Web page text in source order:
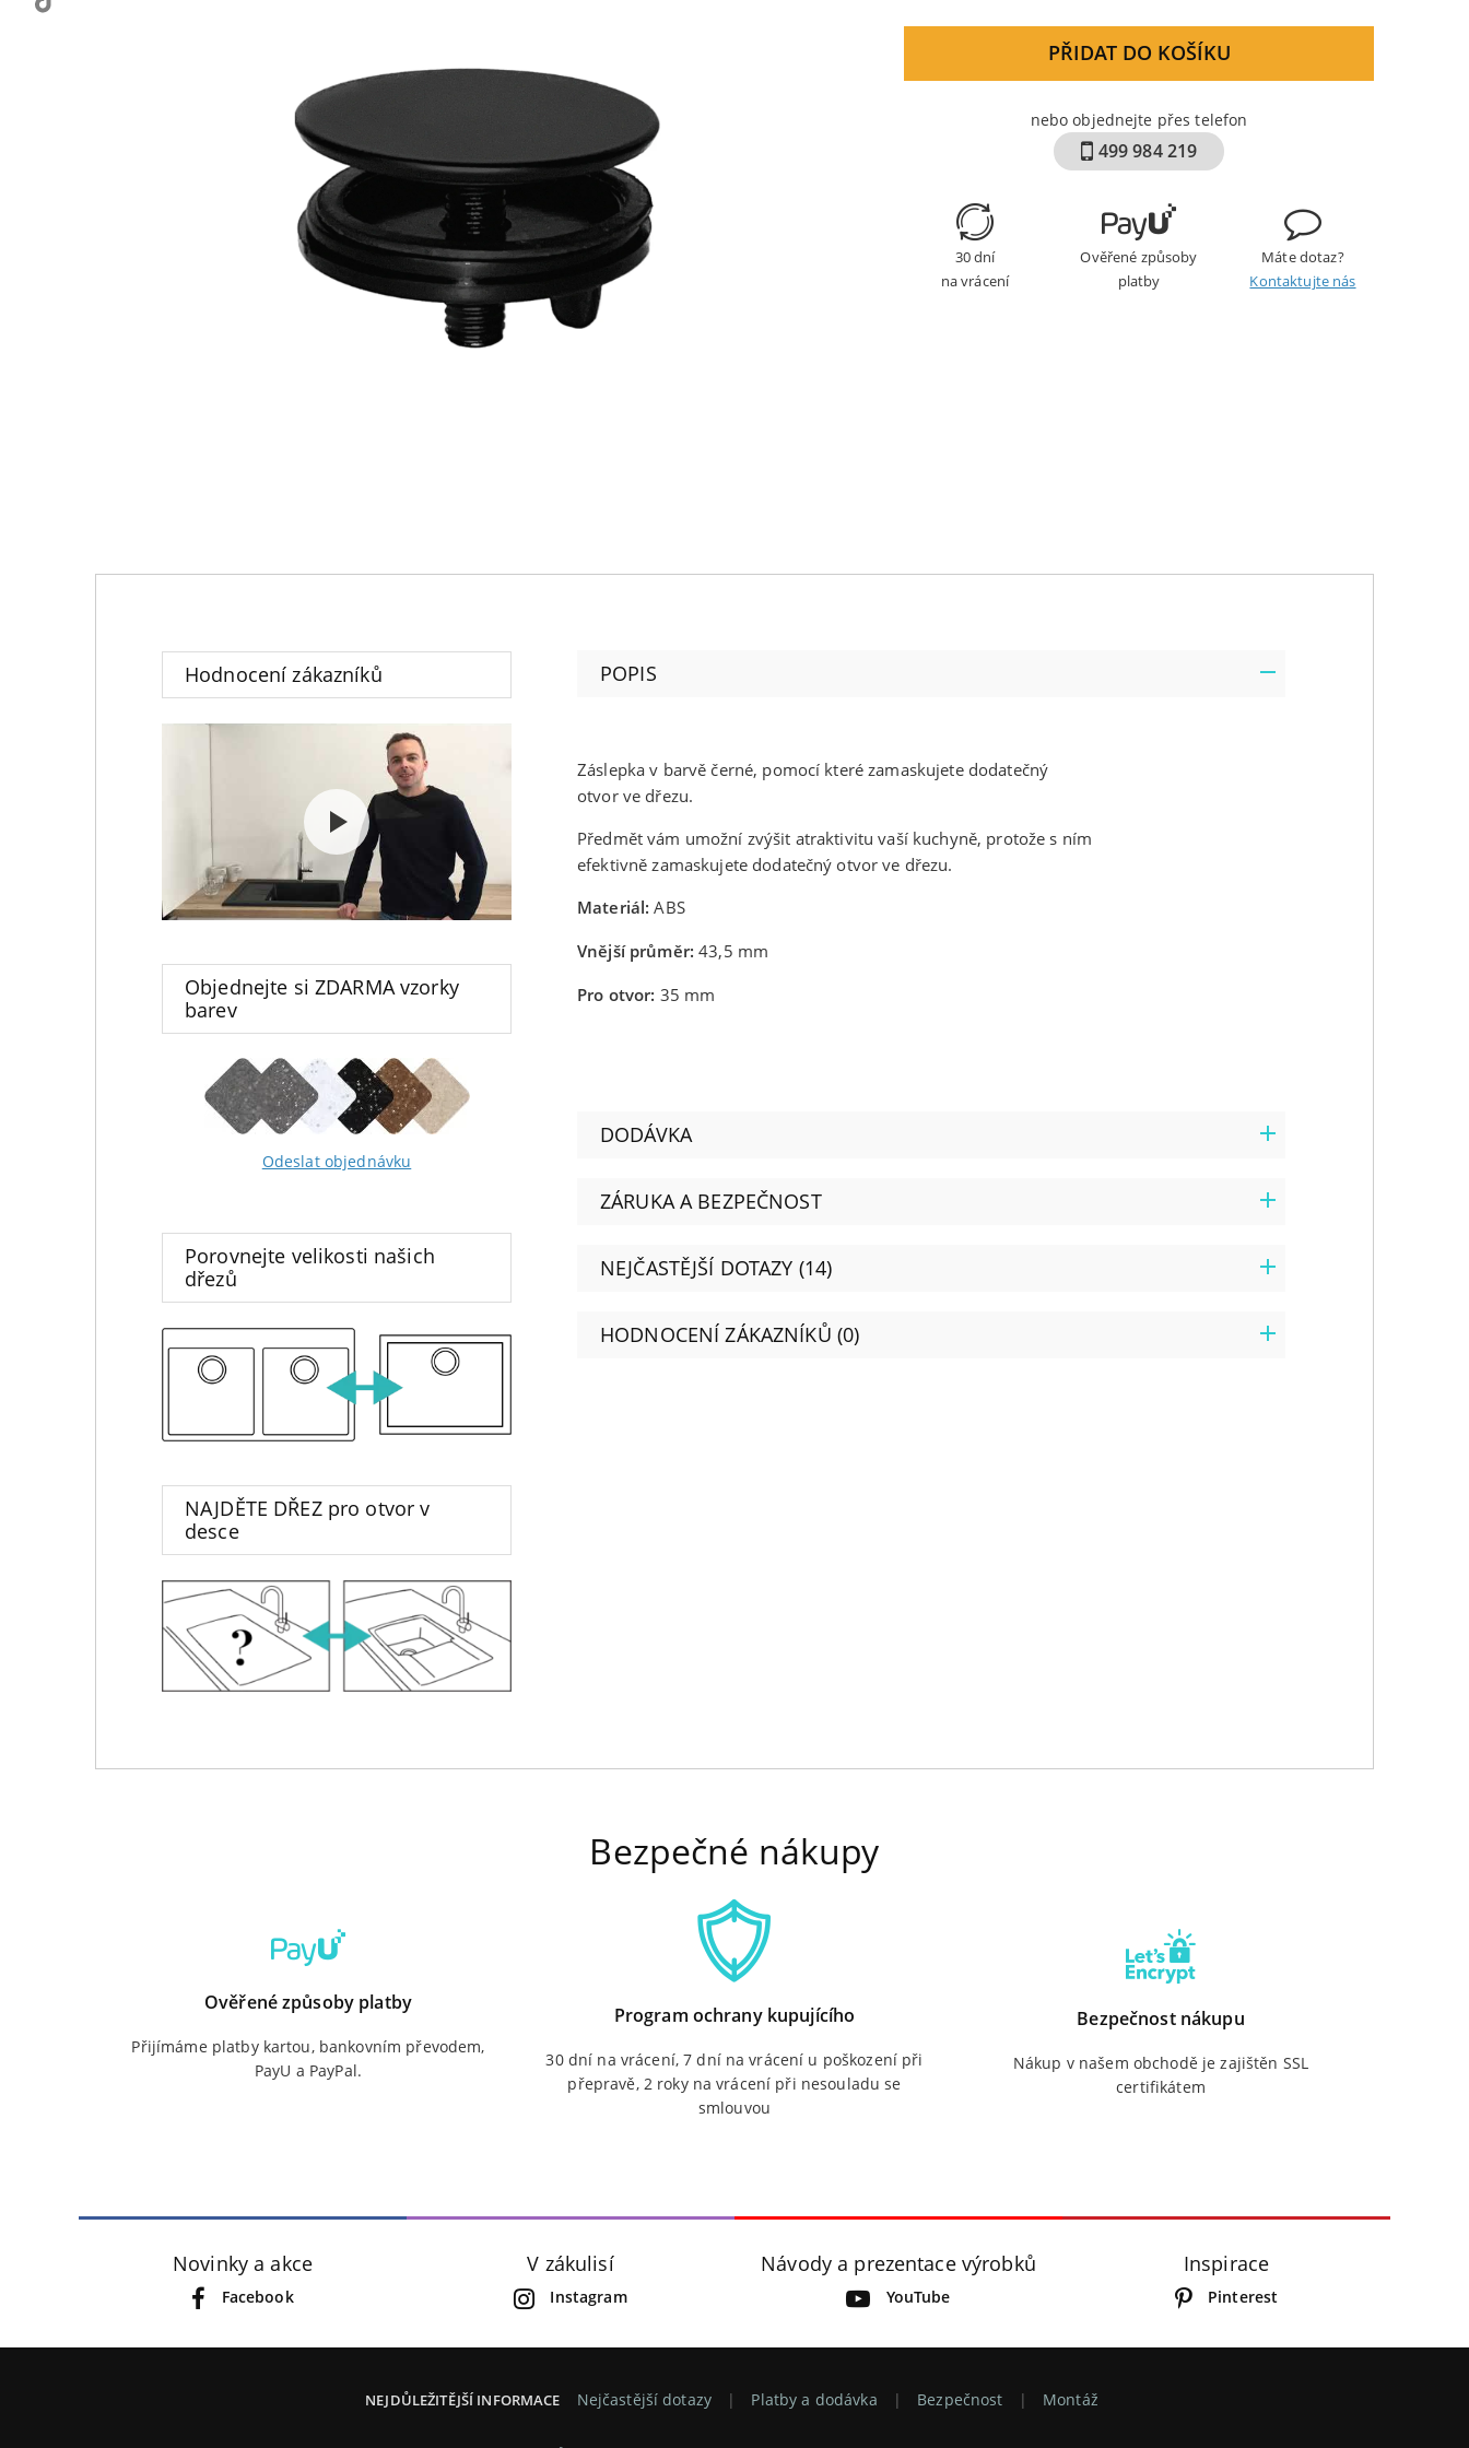
PŘIDAT DO KOŠÍKU
nebo objednejte přes telefon
499 984 219
30 dní
na vrácení
Ověřené způsoby
platby
Máte dotaz?
Kontaktujte nás
Hodnocení zákazníků
Objednejte si ZDARMA vzorky
barev
Odeslat objednávku
Porovnejte velikosti našich
dřezů
NAJDĚTE DŘEZ pro otvor v
desce
POPIS
Záslepka v barvě černé, pomocí které zamaskujete dodatečný
otvor ve dřezu.
Předmět vám umožní zvýšit atraktivitu vaší kuchyně, protože s ním
efektivně zamaskujete dodatečný otvor ve dřezu.
Materiál: ABS
Vnější průměr: 43,5 mm
Pro otvor: 35 mm
DODÁVKA
ZÁRUKA A BEZPEČNOST
NEJČASTĚJŠÍ DOTAZY (14)
HODNOCENÍ ZÁKAZNÍKŮ (0)
Bezpečné nákupy
Ověřené způsoby platby
Přijímáme platby kartou, bankovním převodem,
PayU a PayPal.
Program ochrany kupujícího
30 dní na vrácení, 7 dní na vrácení u poškození při
přepravě, 2 roky na vrácení při nesouladu se
smlouvou
Bezpečnost nákupu
Nákup v našem obchodě je zajištěn SSL
certifikátem
Novinky a akce
Facebook
V zákulisí
Instagram
Návody a prezentace výrobků
YouTube
Inspirace
Pinterest
NEJDŮLEŽITĚJŠÍ INFORMACE Nejčastější dotazy Platby a dodávka Bezpečnost Montáž